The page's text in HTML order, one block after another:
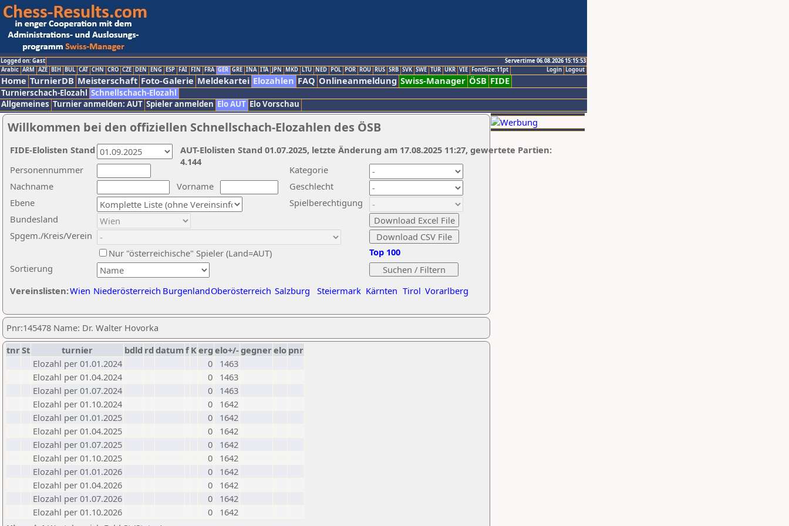
Logged on: Gast
Servertime 06.08.2026 15:15:53
Logout
Login
Arabic ARM AZE BIH BUL CAT CHN CRO CZE DEN ENG ESP FAI FIN FRA GER GRE INA ITA JPN MKD LTU NED POL POR ROU RUS SRB SVK SWE TUR UKR VIE FontSize:11pt
Home TurnierDB Meisterschaft Foto-Galerie Meldekartei Elozahlen FAQ Onlineanmeldung Swiss-Manager ÖSB FIDE
Turnierschach-Elozahl Schnellschach-Elozahl
Allgemeines Turnier anmelden: AUT Spieler anmelden Elo AUT Elo Vorschau
Willkommen bei den offiziellen Schnellschach-Elozahlen des ÖSB
Nachname
Vorname
Ebene
Kategorie
Sortierung
Personennummer
Bundesland
Spgem./Kreis/Verein
Geschlecht
Nur "österreichische" Spieler (Land=AUT)
Spielberechtigung
Vereinslisten:Wien Niederösterreich BurgenlandOberösterreich Salzburg Steiermark Kärnten Tirol Vorarlberg
Top 100
AUT-Elolisten Stand 01.07.2025, letzte Änderung am 17.08.2025 11:27, gewertete Partien:
4.144
FIDE-Elolisten Stand
Pnr:145478 Name: Dr. Walter Hovorka
tnrSt turnier bdld rd datumf Kerg elo+/-gegnerelo pnr
Elozahl per 01.01.2024
0
1463
Elozahl per 01.04.2024
0
1463
Elozahl per 01.07.2024
0
1463
Elozahl per 01.10.2024
0
1642
Elozahl per 01.01.2025
0
1642
Elozahl per 01.04.2025
0
1642
Elozahl per 01.07.2025
0
1642
Elozahl per 01.10.2025
0
1642
Elozahl per 01.01.2026
0
1642
Elozahl per 01.04.2026
0
1642
Elozahl per 01.07.2026
0
1642
Elozahl per 01.10.2026
0
1642